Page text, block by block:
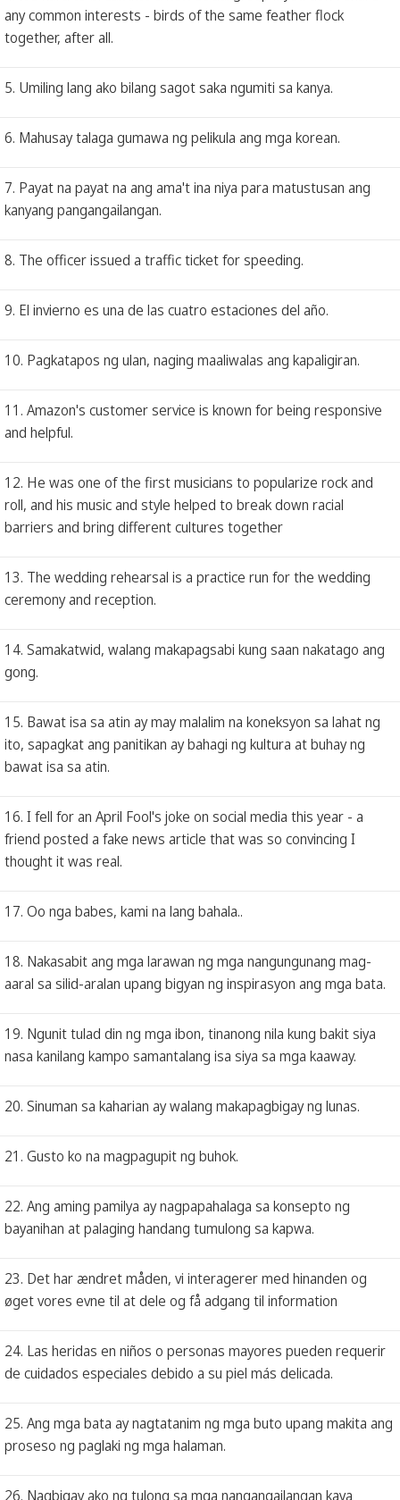
any common interests - birds of the same feather flock
together, after all.
5. Umiling lang ako bilang sagot saka ngumiti sa kanya.
6. Mahusay talaga gumawa ng pelikula ang mga korean.
7. Payat na payat na ang ama't ina niya para matustusan ang
kanyang pangangailangan.
8. The officer issued a traffic ticket for speeding.
9. El invierno es una de las cuatro estaciones del año.
10. Pagkatapos ng ulan, naging maaliwalas ang kapaligiran.
11. Amazon's customer service is known for being responsive
and helpful.
12. He was one of the first musicians to popularize rock and
roll, and his music and style helped to break down racial
barriers and bring different cultures together
13. The wedding rehearsal is a practice run for the wedding
ceremony and reception.
14. Samakatwid, walang makapagsabi kung saan nakatago ang
gong.
15. Bawat isa sa atin ay may malalim na koneksyon sa lahat ng
ito, sapagkat ang panitikan ay bahagi ng kultura at buhay ng
bawat isa sa atin.
16. I fell for an April Fool's joke on social media this year - a
friend posted a fake news article that was so convincing I
thought it was real.
17. Oo nga babes, kami na lang bahala..
18. Nakasabit ang mga larawan ng mga nangungunang mag-
aaral sa silid-aralan upang bigyan ng inspirasyon ang mga bata.
19. Ngunit tulad din ng mga ibon, tinanong nila kung bakit siya
nasa kanilang kampo samantalang isa siya sa mga kaaway.
20. Sinuman sa kaharian ay walang makapagbigay ng lunas.
21. Gusto ko na magpagupit ng buhok.
22. Ang aming pamilya ay nagpapahalaga sa konsepto ng
bayanihan at palaging handang tumulong sa kapwa.
23. Det har ændret måden, vi interagerer med hinanden og
øget vores evne til at dele og få adgang til information
24. Las heridas en niños o personas mayores pueden requerir
de cuidados especiales debido a su piel más delicada.
25. Ang mga bata ay nagtatanim ng mga buto upang makita ang
proseso ng paglaki ng mga halaman.
26. Nagbigay ako ng tulong sa mga nangangailangan kaya